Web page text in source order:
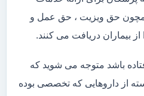
حق ویزیت ، حق عمل و
بیماران دریافت می کنند.
باشد متوجه می شوید که
از داروهایی که تخصصی بوده